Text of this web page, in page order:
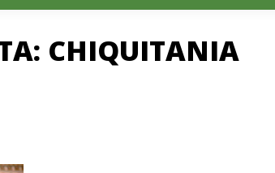
CHIQUITANIA